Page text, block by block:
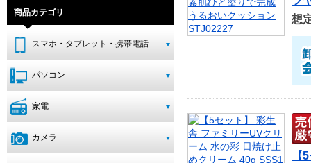
商品カテゴリ
スマホ・タブレット・携帯電話
パソコン
家電
カメラ
想
【